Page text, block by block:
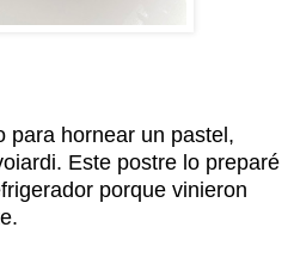
para hornear un pastel,
Este postre lo preparé
porque vinieron